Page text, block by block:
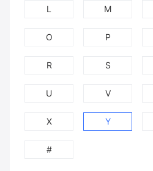
L M
O P
R S
U V
X Y
#